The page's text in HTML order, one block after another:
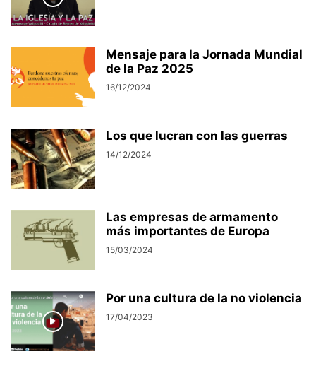
Mensaje para la Jornada Mundial
de la Paz 2025
16/12/2024
Los que lucran con las guerras
14/12/2024
Las empresas de armamento
más importantes de Europa
15/03/2024
Por una cultura de la no violencia
17/04/2023